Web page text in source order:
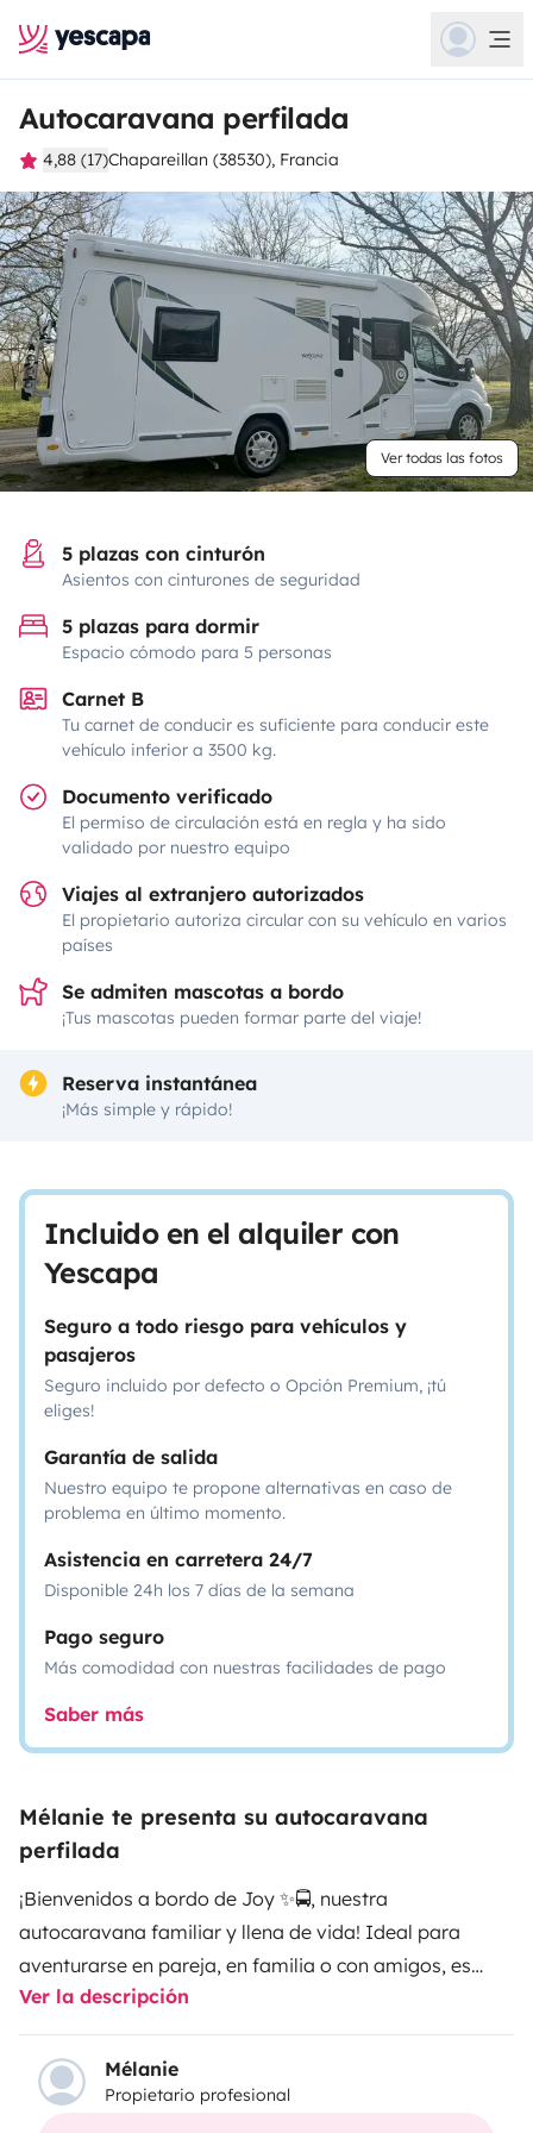
Autocaravana perfilada
4,88 (17)Chapareillan (38530), Francia
Ver todas las fotos
5 plazas con cinturón
Asientos con cinturones de seguridad
5 plazas para dormir
Espacio cómodo para 5 personas
Carnet B
Tu carnet de conducir es suficiente para conducir este
vehículo inferior a 3500 kg.
Documento verificado
El permiso de circulación está en regla y ha sido
validado por nuestro equipo
Viajes al extranjero autorizados
El propietario autoriza circular con su vehículo en varios
países
Se admiten mascotas a bordo
¡Tus mascotas pueden formar parte del viaje!
Reserva instantánea
¡Más simple y rápido!
Incluido en el alquiler con
Yescapa
Seguro a todo riesgo para vehículos y
pasajeros
Seguro incluido por defecto o Opción Premium, ¡tú
eliges!
Garantía de salida
Nuestro equipo te propone alternativas en caso de
problema en último momento.
Asistencia en carretera 24/7
Disponible 24h los 7 días de la semana
Pago seguro
Más comodidad con nuestras facilidades de pago
Saber más
Mélanie te presenta su autocaravana
perfilada
¡Bienvenidos a bordo de Joy ✨🚍, nuestra
autocaravana familiar y llena de vida! Ideal para
aventurarse en pareja, en familia o con amigos, es
espaciosa, cómoda y totalmente equipada para que
solo tengas una cosa en mente: ¡disfrutar!A bordo de
JoyJoy cuenta con 5 plazas en el permiso de
circulación y 5 camas cómodas. En la parte delantera,
Ver la descripción
Mélanie
Propietario profesional